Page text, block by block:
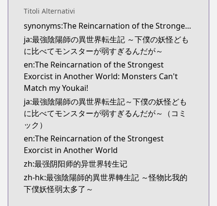
Titoli Alternativi
synonyms:The Reincarnation of the Strongest Onmyouji: These Monsters Are Too Weak Compared to My Youkai
ja:最強陰陽師の異世界転生記 ～下僕の妖怪ども
に比べてモンスターが弱すぎるんだが～
en:The Reincarnation of the Strongest
Exorcist in Another World: Monsters Can't
Match my Youkai!
ja:最強陰陽師の異世界転生記～下僕の妖怪ども
に比べてモンスターが弱すぎるんだが～（コミ
ック）
en:The Reincarnation of the Strongest
Exorcist in Another World
zh:最强阴阳师的异世界转生记
zh-hk:最強陰陽師的異世界轉生記 ～怪物比我的
下僕妖怪弱太多了～